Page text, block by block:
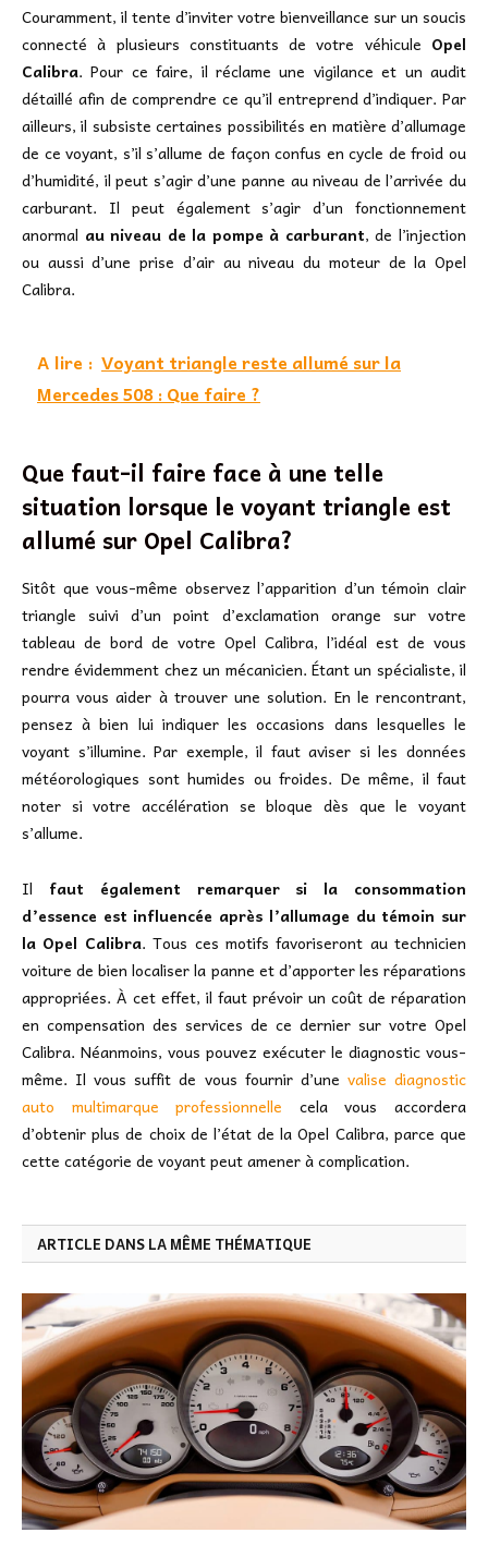
Couramment, il tente d’inviter votre bienveillance sur un soucis
connecté à plusieurs constituants de votre véhicule Opel
Calibra. Pour ce faire, il réclame une vigilance et un audit
détaillé afin de comprendre ce qu’il entreprend d’indiquer. Par
ailleurs, il subsiste certaines possibilités en matière d’allumage
de ce voyant, s’il s’allume de façon confus en cycle de froid ou
d’humidité, il peut s’agir d’une panne au niveau de l’arrivée du
carburant. Il peut également s’agir d’un fonctionnement
anormal au niveau de la pompe à carburant, de l’injection
ou aussi d’une prise d’air au niveau du moteur de la Opel
Calibra.
A lire : Voyant triangle reste allumé sur la
Mercedes 508 : Que faire ?
Que faut-il faire face à une telle
situation lorsque le voyant triangle est
allumé sur Opel Calibra?
Sitôt que vous-même observez l’apparition d’un témoin clair
triangle suivi d’un point d’exclamation orange sur votre
tableau de bord de votre Opel Calibra, l’idéal est de vous
rendre évidemment chez un mécanicien. Étant un spécialiste, il
pourra vous aider à trouver une solution. En le rencontrant,
pensez à bien lui indiquer les occasions dans lesquelles le
voyant s’illumine. Par exemple, il faut aviser si les données
météorologiques sont humides ou froides. De même, il faut
noter si votre accélération se bloque dès que le voyant
s’allume.
Il faut également remarquer si la consommation
d’essence est influencée après l’allumage du témoin sur
la Opel Calibra. Tous ces motifs favoriseront au technicien
voiture de bien localiser la panne et d’apporter les réparations
appropriées. À cet effet, il faut prévoir un coût de réparation
en compensation des services de ce dernier sur votre Opel
Calibra. Néanmoins, vous pouvez exécuter le diagnostic vous-
même. Il vous suffit de vous fournir d’une valise diagnostic
auto multimarque professionnelle cela vous accordera
d’obtenir plus de choix de l’état de la Opel Calibra, parce que
cette catégorie de voyant peut amener à complication.
ARTICLE DANS LA MÊME THÉMATIQUE